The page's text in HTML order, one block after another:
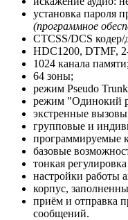
установка пароля
(программное
CTCSS/DCS кодер/
HDC1200, DTMF,
1024 канала памяти;
64 зоны;
режим Pseudo
режим "Одинокий
экстренные
групповые и
программируемые
базовые
тонкая
настройки работы
корпус,
приём и отправка
сообщений.